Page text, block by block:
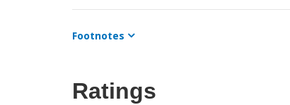
Footnotes
Ratings